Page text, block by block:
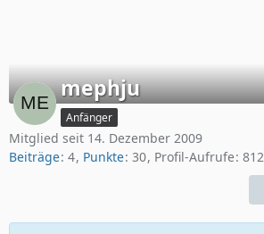
mephju
Anfänger
Mitglied seit 14. Dezember 2009
Beiträge 4 Punkte 30 Profil-Aufrufe 812